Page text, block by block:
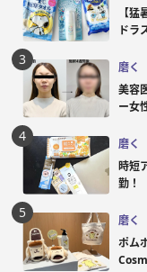
【
ドラ
磨く
美容
ー女
磨く
時短
勤！
磨く
ポム